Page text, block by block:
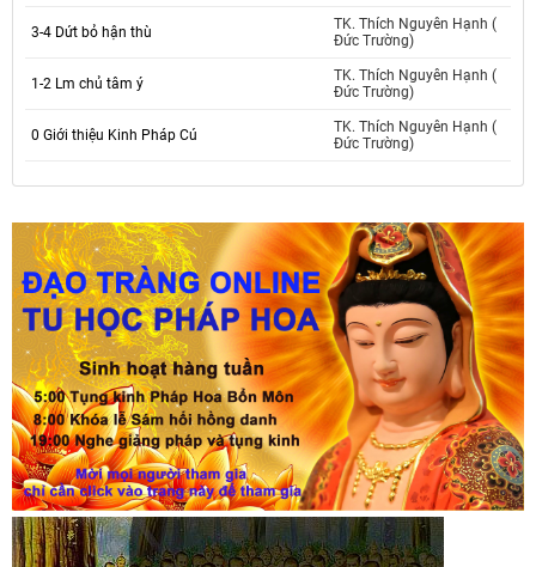
3-4 Dứt bỏ hận thù
TK. Thích Nguyên Hạnh (
Đức Trường)
1-2 Lm chủ tâm ý
TK. Thích Nguyên Hạnh (
Đức Trường)
0 Giới thiệu Kinh Pháp Cú
TK. Thích Nguyên Hạnh (
Đức Trường)